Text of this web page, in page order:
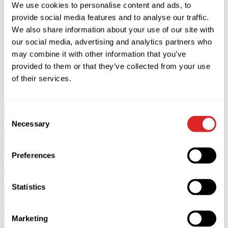
We use cookies to personalise content and ads, to
provide social media features and to analyse our traffic.
We also share information about your use of our site with
our social media, advertising and analytics partners who
may combine it with other information that you’ve
provided to them or that they’ve collected from your use
of their services.
Selection
Necessary
Preferences
Statistics
Marketing
Купити Закрити
Опис
Тривалість концерту 2 години. Без антракту.
Після блискучого успіху і багатотисячних аншлагів, які
на європейську сцену з абсолютно новою концертною